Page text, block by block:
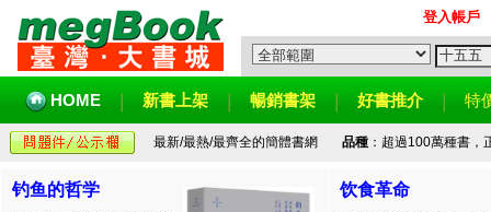
登入帳戶
HOME 新書上架 暢銷書架 好書推介 特
最新/最熱/最齊全的簡體書網 品種：超過100萬種書，
钓鱼的哲学 饮食革命